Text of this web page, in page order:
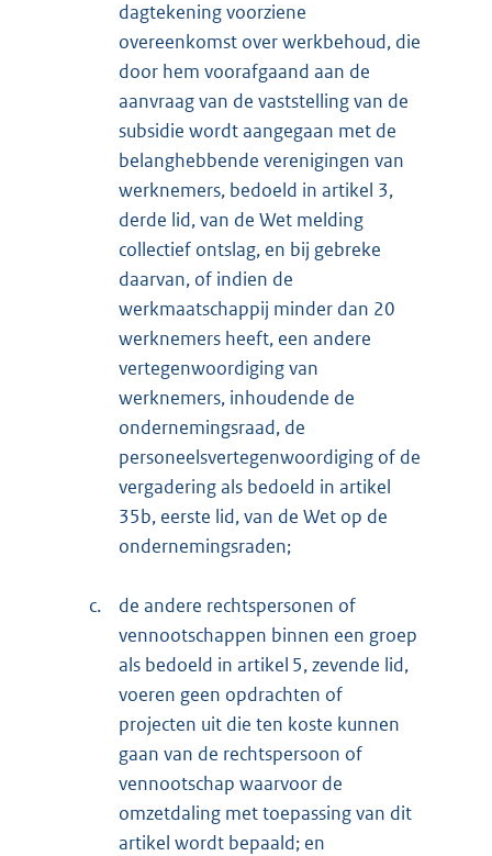
dagtekening voorziene
overeenkomst over werkbehoud, die
door hem voorafgaand aan de
aanvraag van de vaststelling van de
subsidie wordt aangegaan met de
belanghebbende verenigingen van
werknemers, bedoeld in artikel 3,
derde lid, van de Wet melding
collectief ontslag, en bij gebreke
daarvan, of indien de
werkmaatschappij minder dan 20
werknemers heeft, een andere
vertegenwoordiging van
werknemers, inhoudende de
ondernemingsraad, de
personeelsvertegenwoordiging of de
vergadering als bedoeld in artikel
35b, eerste lid, van de Wet op de
ondernemingsraden;
c.
de andere rechtspersonen of
vennootschappen binnen een groep
als bedoeld in artikel 5, zevende lid,
voeren geen opdrachten of
projecten uit die ten koste kunnen
gaan van de rechtspersoon of
vennootschap waarvoor de
omzetdaling met toepassing van dit
artikel wordt bepaald; en